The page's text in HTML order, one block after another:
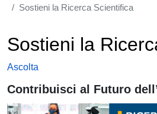
Sostieni la Ricerca Scientifica
Sostieni la
Ascolta
Contribuisci al Futuro